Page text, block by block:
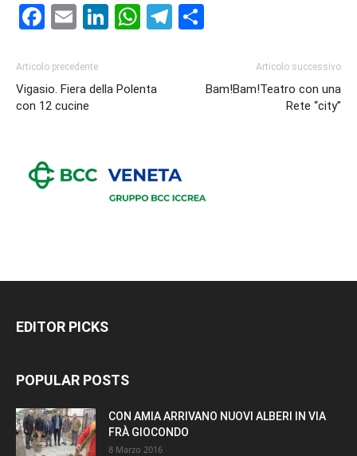
Facebook
EmailLinkedIn
WhatsApp
Telegram
Articolo precedente
Vigasio. Fiera della Polenta
con 12 cucine
Articolo successivo
Bam!Bam!Teatro con una
Rete “city”
EDITOR PICKS
POPULAR POSTS
CON AMIA ARRIVANO NUOVI ALBERI IN VIA
FRÀ GIOCONDO
8 Marzo 2016